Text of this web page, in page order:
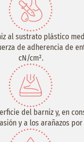
al sustrato plástico
de adherencia de
cN/cm².
del barniz y, en
y a los arañazos